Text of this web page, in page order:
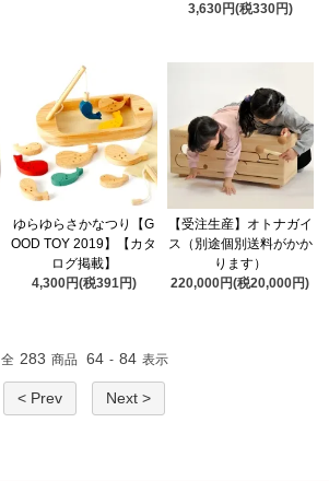
3,630円(税330円)
ゆらゆらさかなつり【G
OOD TOY 2019】【カタ
ログ掲載】
4,300円(税391円)
【受注生産】オトナガイ
ス（別途個別送料がかか
ります）
220,000円(税20,000円)
全 283 商品 64 - 84 表示
< Prev Next >